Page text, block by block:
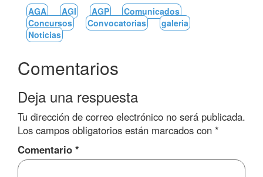
AGA AGI AGP
Comunicados
Concursos
Convocatorias
galeria
Noticias
Comentarios
Deja una respuesta
Tu dirección de correo electrónico no será publicada.
Los campos obligatorios están marcados con *
Comentario *